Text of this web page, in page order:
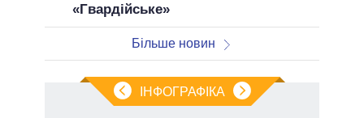
«Гвардійське»
Більше новин
ІНФОГРАФІКА